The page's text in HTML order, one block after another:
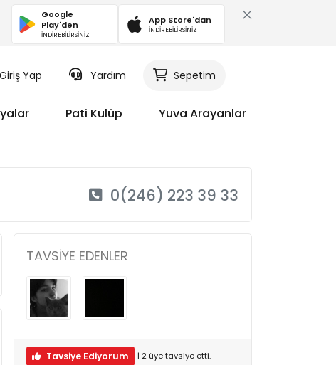
Google
Play'den
İNDİREBİLİRSİNİZ
App Store'dan
İNDİREBİLİRSİNİZ
Giriş Yap Yardım Sepetim
Pati Kulüp Yuva Arayanlar
0(246) 223 39 33
TAVSIYE EDENLER
Tavsiye Ediyorum | 2üyetavsiye etti.